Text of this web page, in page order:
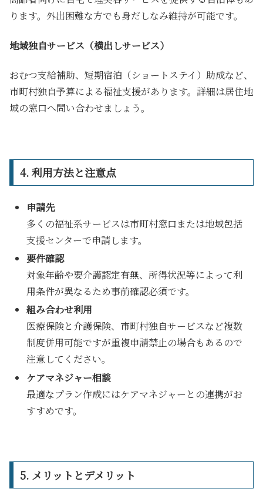
ります。外出困難な方でも身だしなみ維持が可能です。
地域独自サービス（横出しサービス）
おむつ支給補助、短期宿泊（ショートステイ）助成など、
市町村独自予算による福祉支援があります。詳細は居住地
域の窓口へ問い合わせましょう。
4. 利用方法と注意点
申請先
多くの福祉系サービスは市町村窓口または地域包括
支援センターで申請します。
要件確認
対象年齢や要介護認定有無、所得状況等によって利
用条件が異なるため事前確認必須です。
組み合わせ利用
医療保険と介護保険、市町村独自サービスなど複数
制度併用可能ですが重複申請禁止の場合もあるので
注意してください。
ケアマネジャー相談
最適なプラン作成にはケアマネジャーとの連携がお
すすめです。
5. メリットとデメリット